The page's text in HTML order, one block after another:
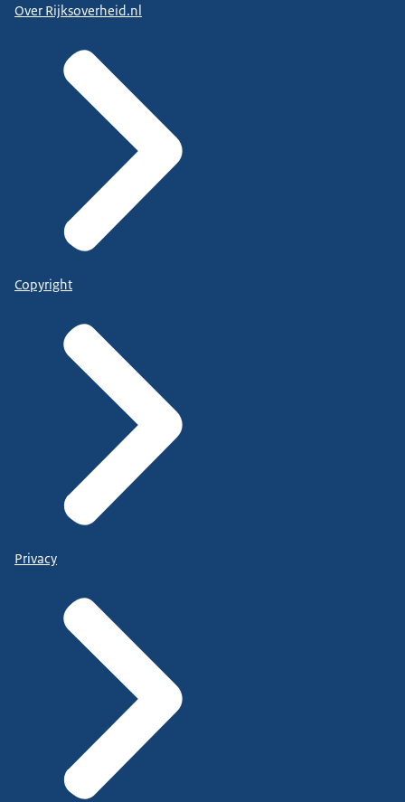
Over Rijksoverheid.nl
Copyright
Privacy